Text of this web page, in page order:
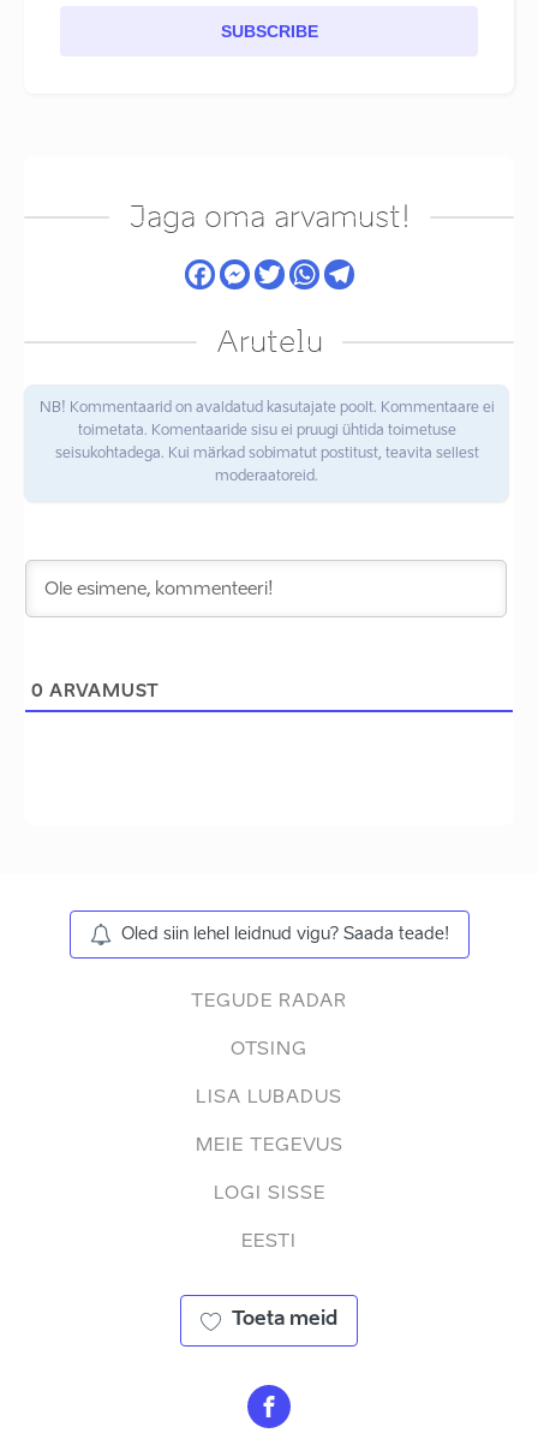
SUBSCRIBE
Jaga oma arvamust!
Arutelu
NB! Kommentaarid on avaldatud kasutajate poolt. Kommentaare ei
toimetata. Komentaaride sisu ei pruugi ühtida toimetuse
seisukohtadega. Kui märkad sobimatut postitust, teavita sellest
moderaatoreid.
0 ARVAMUST
Oled siin lehel leidnud vigu? Saada teade!
TEGUDE RADAR
OTSING
LISA LUBADUS
MEIE TEGEVUS
LOGI SISSE
EESTI
Toeta meid